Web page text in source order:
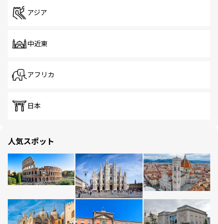
アジア
中近東
アフリカ
日本
人気スポット